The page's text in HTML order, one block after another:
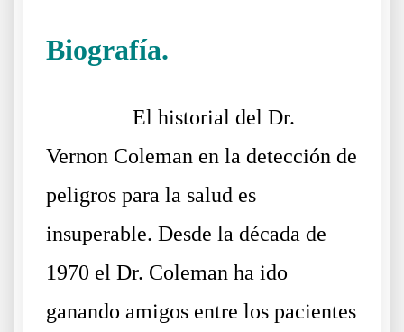
Biografía.
El historial del Dr.
Vernon Coleman en la detección de
peligros para la salud es
insuperable. Desde la década de
1970 el Dr. Coleman ha ido
ganando amigos entre los pacientes